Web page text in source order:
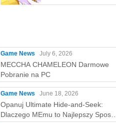
Game News July 6, 2026
MECCHA CHAMELEON Darmowe
Pobranie na PC
Game News June 18, 2026
Opanuj Ultimate Hide-and-Seek:
Dlaczego MEmu to Najlepszy Sposób
na Grę w MECCHA CHAMELEON